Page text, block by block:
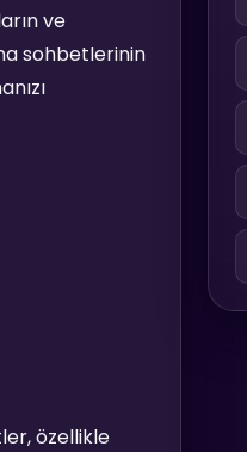
ve
sohbetlerinin
özellikle